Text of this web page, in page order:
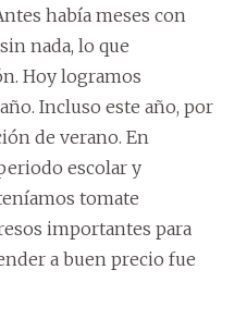
había meses con
nada, lo que
Hoy logramos
Incluso este año, por
de verano. En
escolar y
tomate
importantes para
a buen precio fue